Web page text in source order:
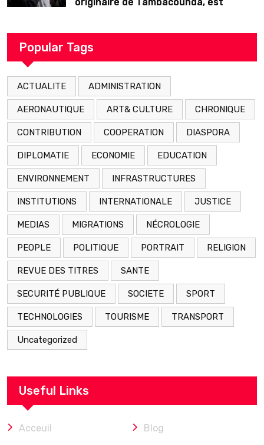
arrestation
Popular Tags
ACTUALITE ADMINISTRATION
AERONAUTIQUE ART& CULTURE CHRONIQUE
CONTRIBUTION COOPERATION DIASPORA
DIPLOMATIE ECONOMIE EDUCATION
ENVIRONNEMENT INFRASTRUCTURES
INSTITUTIONS INTERNATIONALE JUSTICE
MEDIAS MIGRATIONS NÉCROLOGIE
PEOPLE POLITIQUE PORTRAIT RELIGION
REVUE DES TITRES SANTE
SECURITÉ PUBLIQUE SOCIETE SPORT
TECHNOLOGIES TOURISME TRANSPORT
Uncategorized
Useful Links
Acceuil Blog